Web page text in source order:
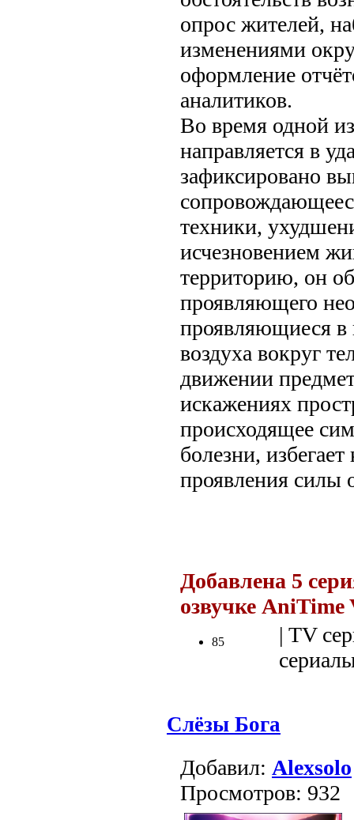
опрос жителей,
изменениями
оформление
аналитиков.
Во время одной
направляется в
зафиксировано
техники,
исчезновением
территорию, он
проявляющего
проявляющиеся в
воздуха вокруг
движении
искажениях
происходящее
болезни,
проявления
Добавлена 5
озвучке AniTime
85
| TV
Слёзы Бога
Добавил: Alexsolo
Просмотров: 932